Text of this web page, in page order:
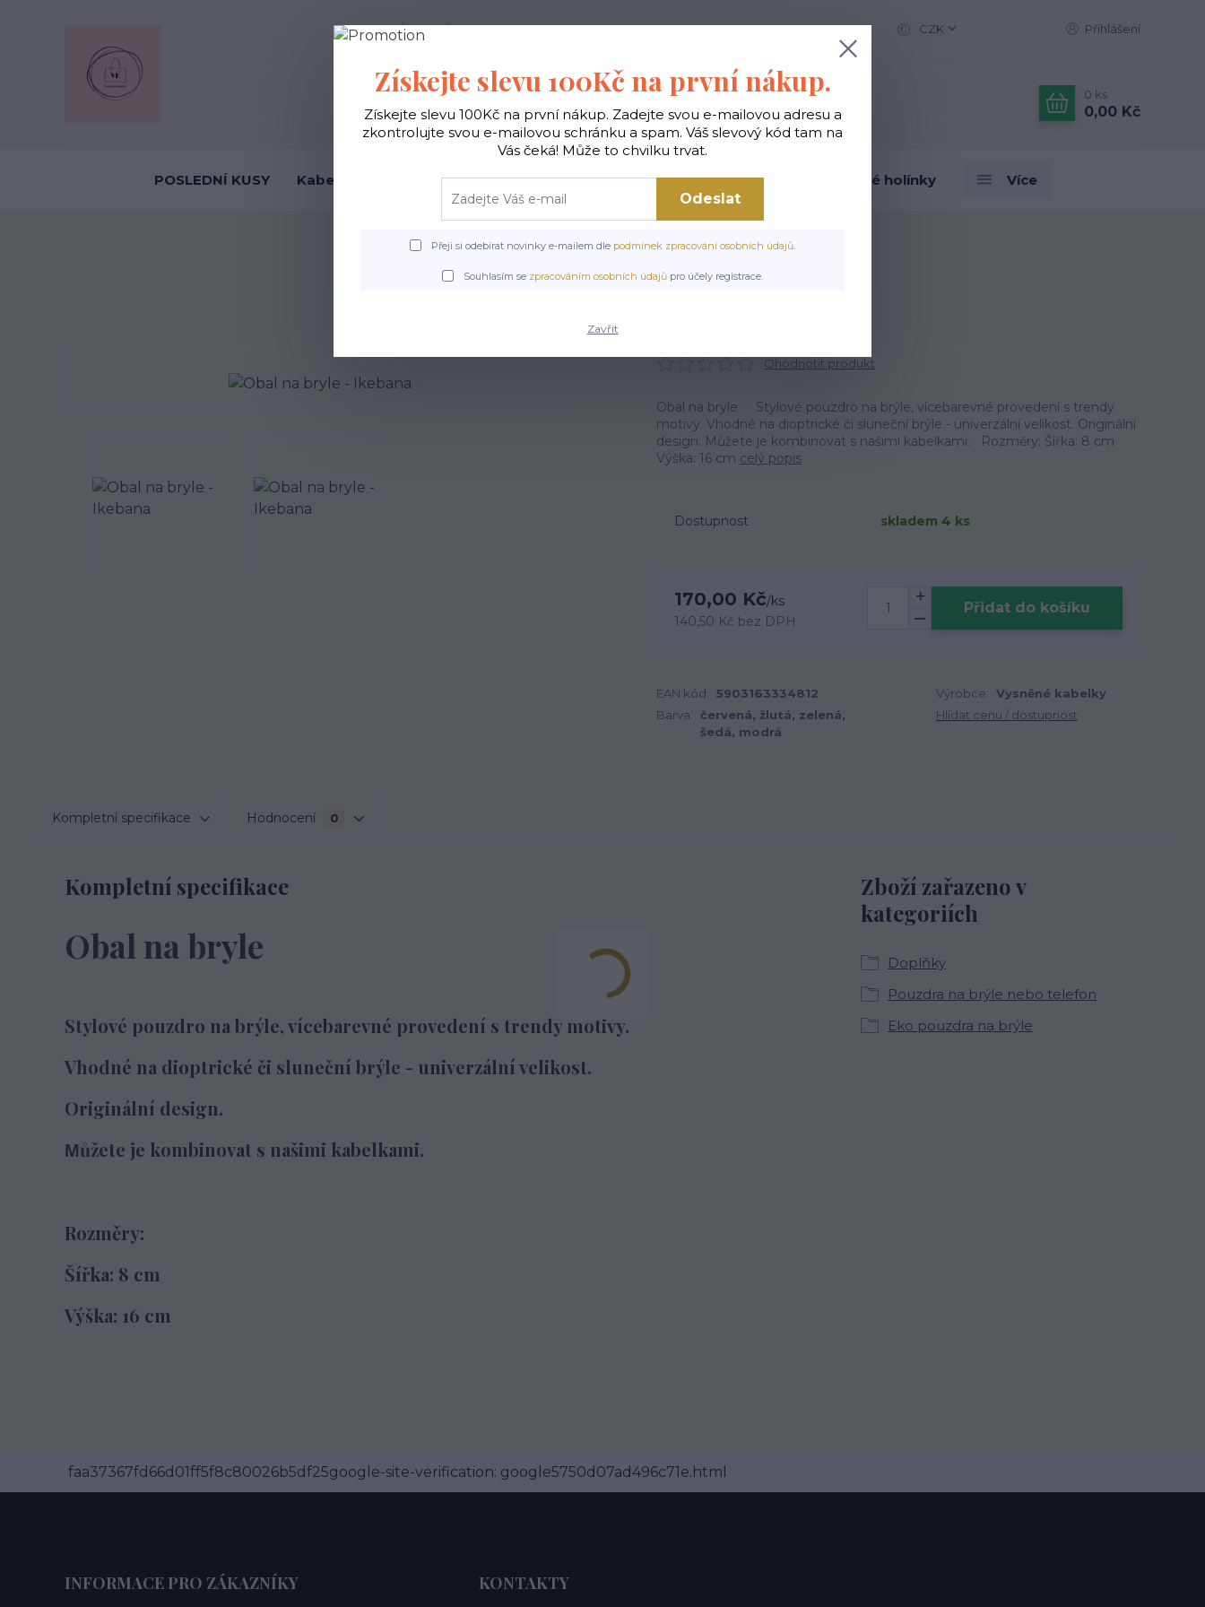
OBCHODNÍ PODMÍNKY JAK NAKUPOVAT KONTAKTY CZK Přihlášení
0 ks
0,00 Kč
POSLEDNÍ KUSY Kabelky ekologické Vaky na záda Polštáře Doplňky Designové holínky Více
Doplňky Obal na bryle - Ikebana
Ohodnotit produkt
Obal na bryle Stylové pouzdro na brýle, vícebarevné provedení s trendy
motivy. Vhodné na dioptrické či sluneční brýle - univerzální velikost. Originální
design. Můžete je kombinovat s našimi kabelkami. Rozměry: Šířka: 8 cm
Výška: 16 cm celý popis
Dostupnost skladem 4 ks
170,00 Kč/ks
140,50 Kč bez DPH
Přidat do košíku
EAN kód: 5903163334812 Výrobce: Vysněné kabelky
Barva:
červená, žlutá, zelená,
šedá, modrá
Hlídat cenu / dostupnost
Kompletní specifikace Hodnocení 0
Kompletní specifikace
Obal na bryle
Stylové pouzdro na brýle, vícebarevné provedení s trendy motivy.
Vhodné na dioptrické či sluneční brýle - univerzální velikost.
Originální design.
Můžete je kombinovat s našimi kabelkami.
Rozměry:
Šířka: 8 cm
Výška: 16 cm
Zboží zařazeno v
kategoriích
Doplňky
Pouzdra na brýle nebo telefon
Eko pouzdra na brýle
faa37367fd66d01ff5f8c80026b5df25google-site-verification: google5750d07ad496c71e.html
INFORMACE PRO ZÁKAZNÍKY KONTAKTY
Získejte slevu 100Kč na první nákup.
Získejte slevu 100Kč na první nákup. Zadejte svou e-mailovou adresu a
zkontrolujte svou e-mailovou schránku a spam. Váš slevový kód tam na
Vás čeká! Může to chvilku trvat.
Odeslat
Přeji si odebírat novinky e-mailem dle podmínek zpracování osobních údajů.
Souhlasím se zpracováním osobních údajů pro účely registrace.
Zavřít